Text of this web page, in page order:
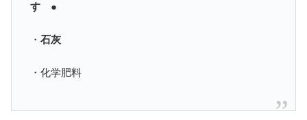
す ●
・ 石灰
・化学肥料